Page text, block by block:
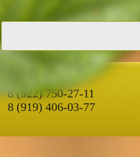
8 (922) 750-27-11
8 (919) 406-03-77